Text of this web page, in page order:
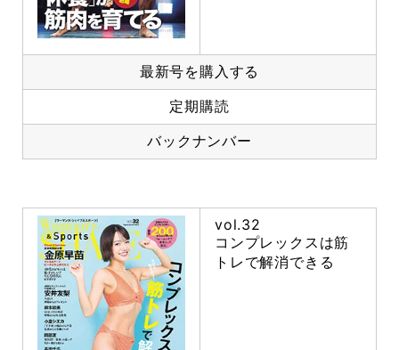
最新号を購入する
定期購読
バックナンバー
vol.32
コンプレックスは筋
トレで解消できる